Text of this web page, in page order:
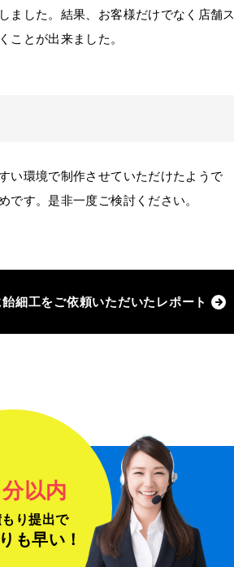
ました。結果、お客様だけでなく店舗ス
ことが出来ました。
い環境で制作させていただけたようで
す。是非一度ご検討ください。
細工をご依頼いただいたレポート
分以内
り提出で
も早い！